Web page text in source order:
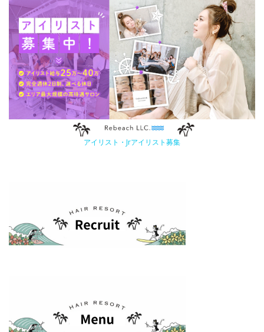
アイリスト・Jrアイリスト募集